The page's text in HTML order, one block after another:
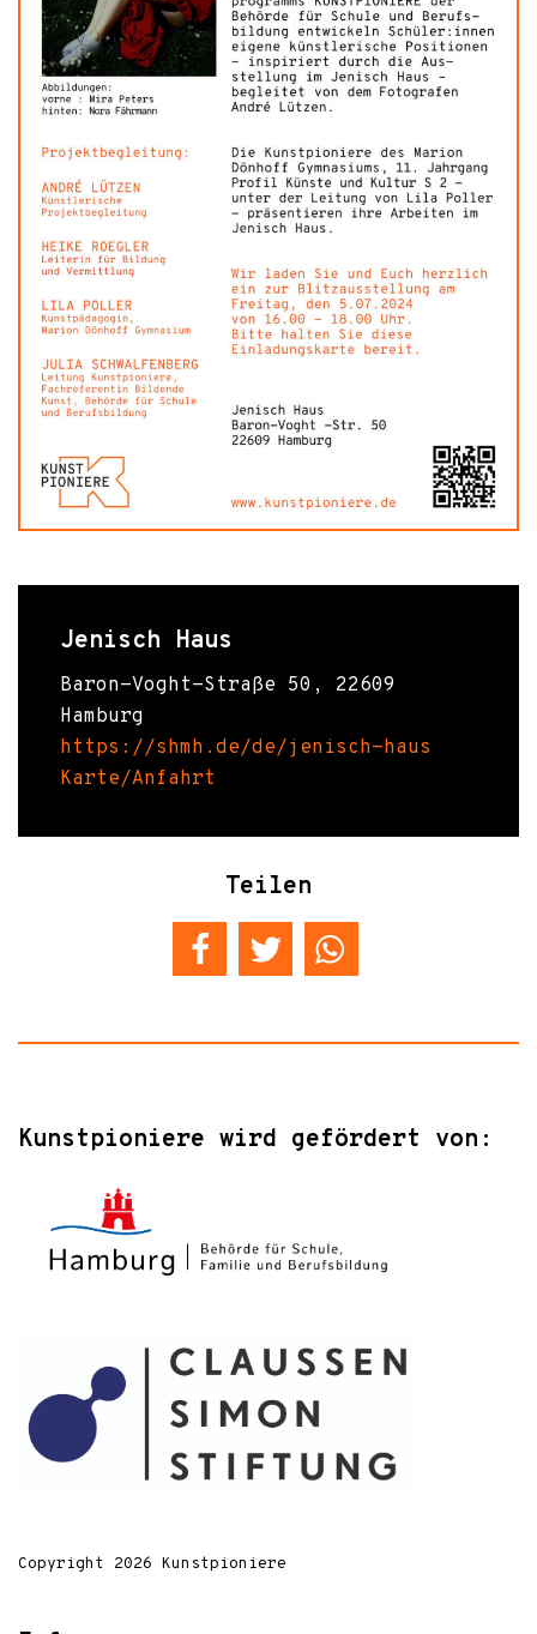
Teilen
Jenisch Haus
Baron-Voght-Straße 50, 22609
Hamburg
https://shmh.de/de/jenisch-haus
Karte/Anfahrt
Kunstpioniere wird gefördert von:
Copyright 2026 Kunstpioniere